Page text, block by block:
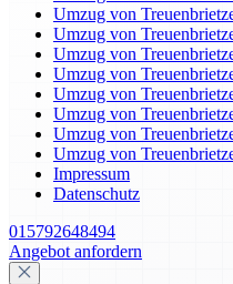
Umzug von
Umzug von
Umzug von
Umzug von
Umzug von
Umzug von
Umzug von
Umzug von
Impressum
Datenschutz
015792648494
Angebot anfordern